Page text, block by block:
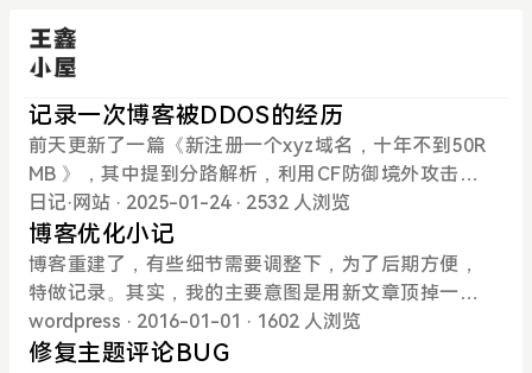
记录一次博客被DDOS的经历
前天更新了一篇《新注册一个xyz域名，十年不到50R
MB 》，其中提到分路解析，利用CF防御境外攻击。
昨天博客就被人测试了一波，图床CDN被国内攻击打
成404。幸好提前做过预防，只把图片和JS文件套了
CDN，限制了连接数，5分钟内超流量自动关闭。其
他文件保留在源站，虽然LOGO、文章图片等不显
示，但是站点还能勉强正常访问。登录CDN后台，开
启CDN，开启防盗链，就这样吧。大神求放过。
日记· 网站 · 2025-01-24 · 2532 人浏览
博客优化小记
博客重建了，有些细节需要调整下，为了后期方便，
特做记录。其实，我的主要意图是用新文章顶掉一篇
关于梯子的文章，毕竟域名备案了，又用的国内的空
间，那篇文章放在在首页不是很好。 将主题更换为Be
wordpress · 2016-01-01 · 1602 人浏览
修复主题评论BUG